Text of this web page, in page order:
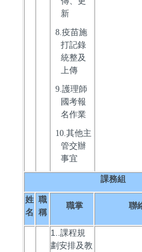
新
8.疫苗施
打記錄
統整及
上傳
9.護理師
國考報
名作業
10.其他主
管交辦
事宜
課務組
姓
名
職
稱
職掌 聯
1..課程規
劃安排及教